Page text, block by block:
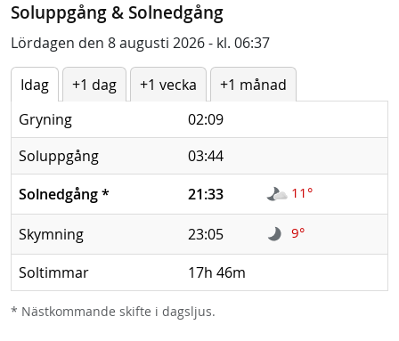
Soluppgång & Solnedgång
Lördagen den 8 augusti 2026 - kl. 06:37
Idag +1 dag +1 vecka
+1 månad
Gryning
02:09
Soluppgång
03:44
Solnedgång* 21:33 11°
Skymning 23:05 9°
Soltimmar 17h 46m
* Nästkommande skifte i dagsljus.